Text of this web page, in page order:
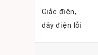
Giắc điện,
dây điện lỗi